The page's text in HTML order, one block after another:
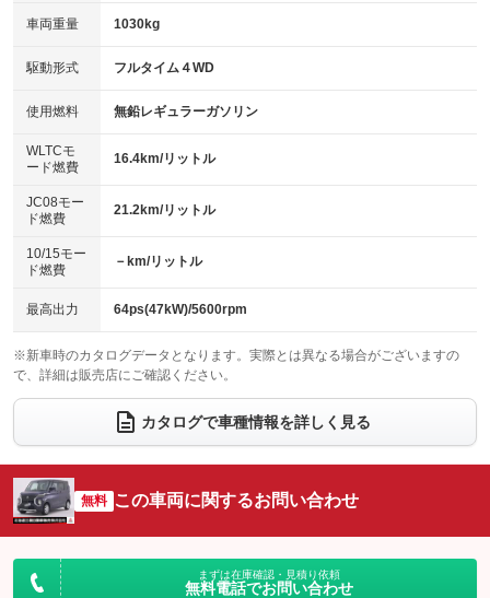
アイドリングストップ
：装備あり
USB入力端子
：装備なし
100V電源
：装備なし
センターデフロック
：装備なし
電動格納ミラー
：装備あり
HID(キセノンライト)
バックカメラ
エアロ
：装備なし
ローダウン
：装備なし
ベンチシート
：装備あり
チップアップシート
：装備なし
電動格納サードシート
：装備なし シートヒーター
：装備あり
ウォークスルー
電動リアゲート フロントカメラ
：装備なし
シートエアコン
：装備なし 全周囲カメラ
：装備なし
サイドカメラ
：装備なし ルーフレール
：装備なし
エアサスペンション ヘッドライトウォッシャー
車両重量 1030kg
駆動形式 フルタイム４WD
使用燃料 無鉛レギュラーガソリン
WLTCモ
ード燃費
16.4km/リットル
JC08モー
ド燃費
21.2km/リットル
10/15モー
ド燃費
－km/リットル
最高出力 64ps(47kW)/5600rpm
※新車時のカタログデータとなります。実際とは異なる場合がございますの
で、詳細は販売店にご確認ください。
カタログで車種情報を詳しく見る
無料 この車両に関するお問い合わせ
まずは在庫確認・見積り依頼
無料電話でお問い合わせ